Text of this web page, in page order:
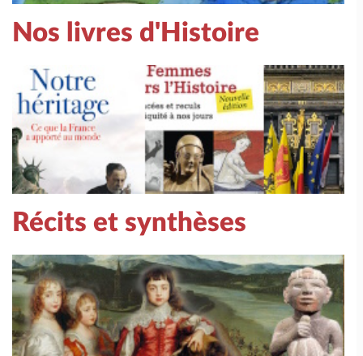
Nos livres d'Histoire
Récits et synthèses